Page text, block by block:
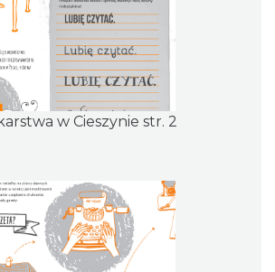
w Cieszynie str. 2